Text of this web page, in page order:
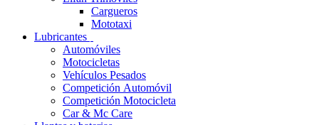
Cargueros
Mototaxi
Lubricantes
Automóviles
Motocicletas
Vehículos Pesados
Competición Automóvil
Competición Motocicleta
Car & Mc Care